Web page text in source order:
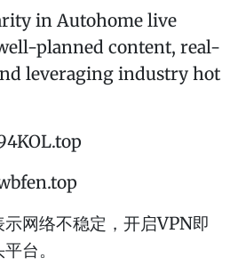
in Autohome live
planned content, real-
leveraging industry hot
网络不稳定，开启VPN即
台。